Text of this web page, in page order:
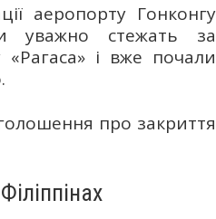
аеропорту Гонконгу
уважно стежать за
і вже почали
про закриття